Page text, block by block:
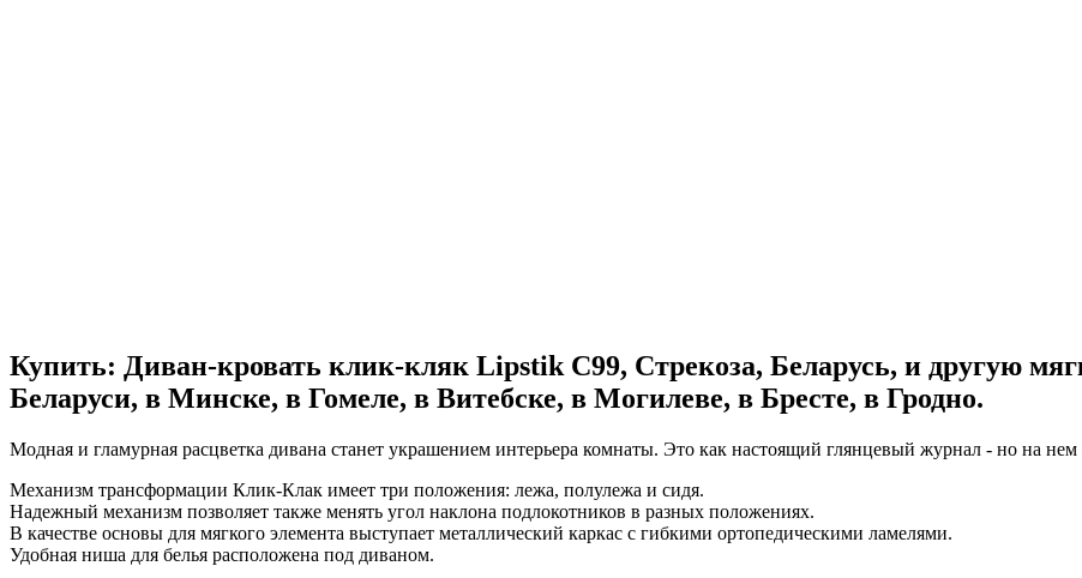
Купить: Диван-кровать клик-кляк Lipstik C99, Стрекоза, Беларусь, и другую
Беларуси, в Минске, в Гомеле, в Витебске, в Могилеве, в Бресте, в Гродно.
Модная и гламурная расцветка дивана станет украшением интерьера комнаты. Это как настоящий глянцевый журнал - но на
Механизм трансформации Клик-Клак имеет три положения: лежа, полулежа и сидя.
Надежный механизм позволяет также менять угол наклона подлокотников в разных положениях.
В качестве основы для мягкого элемента выступает металлический каркас с гибкими ортопедическими ламелями.
Удобная ниша для белья расположена под диваном.